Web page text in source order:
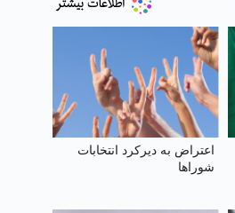
اعتراض به دیرکرد انتخابات
شوراها